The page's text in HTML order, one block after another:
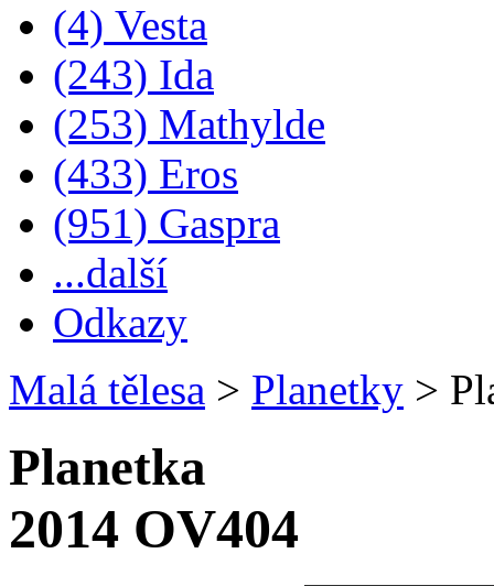
(4) Vesta
(243) Ida
(253) Mathylde
(433) Eros
(951) Gaspra
...další
Odkazy
Malá tělesa > Planetky >
Planetka
2014 OV404